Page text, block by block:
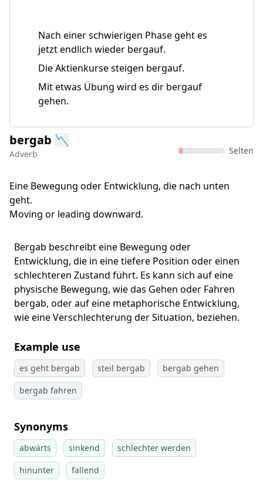
Nach einer schwierigen Phase geht es
jetzt endlich wieder bergauf.
Die Aktienkurse steigen bergauf.
Mit etwas Übung wird es dir bergauf
gehen.
bergab 📉
Adverb Selten
Eine Bewegung oder Entwicklung, die nach unten
geht.
Moving or leading downward.
Bergab beschreibt eine Bewegung oder
Entwicklung, die in eine tiefere Position oder einen
schlechteren Zustand führt. Es kann sich auf eine
physische Bewegung, wie das Gehen oder Fahren
bergab, oder auf eine metaphorische Entwicklung,
wie eine Verschlechterung der Situation, beziehen.
Example use
es geht bergab steil bergab
bergab gehen
bergab fahren
Synonyms
abwärts sinkend
schlechter werden
hinunter
fallend